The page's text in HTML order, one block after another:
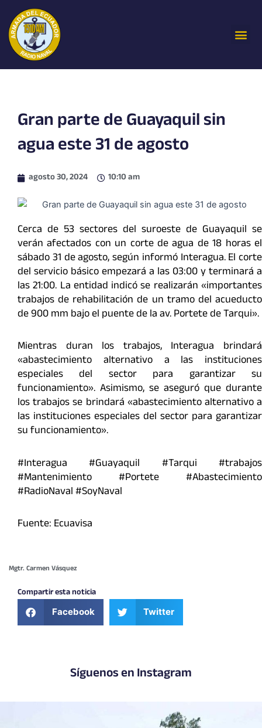
contenido
Gran parte de Guayaquil sin
agua este 31 de agosto
agosto 30, 2024 10:10 am
Cerca de 53 sectores del suroeste de Guayaquil se
verán afectados con un corte de agua de 18 horas el
sábado 31 de agosto, según informó Interagua. El corte
del servicio básico empezará a las 03:00 y terminará a
las 21:00. La entidad indicó se realizarán «importantes
trabajos de rehabilitación de un tramo del acueducto
de 900 mm bajo el puente de la av. Portete de Tarqui».
Mientras duran los trabajos, Interagua brindará
«abastecimiento alternativo a las instituciones
especiales del sector para garantizar su
funcionamiento». Asimismo, se aseguró que durante
los trabajos se brindará «abastecimiento alternativo a
las instituciones especiales del sector para garantizar
su funcionamiento».
#Interagua #Guayaquil #Tarqui #trabajos
#Mantenimiento #Portete #Abastecimiento
#RadioNaval #SoyNaval
Fuente: Ecuavisa
Mgtr. Carmen Vásquez
Compartir esta noticia
Facebook Twitter
Síguenos en Instagram